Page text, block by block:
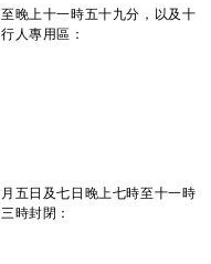
上十一時五十九分，以及十
人專用區：
五日及七日晚上七時至十一時
時封閉：